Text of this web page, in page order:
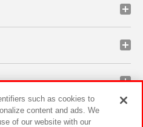
such as cookies to
content and ads. We
of our website with our